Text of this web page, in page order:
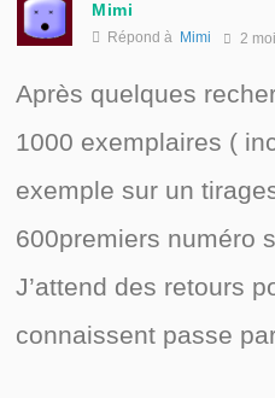
Mimi
Répond à Mimi 2
Après quelques
1000 exemplaires (
exemple sur un
600premiers numéro
J’attend des retours
connaissent passe